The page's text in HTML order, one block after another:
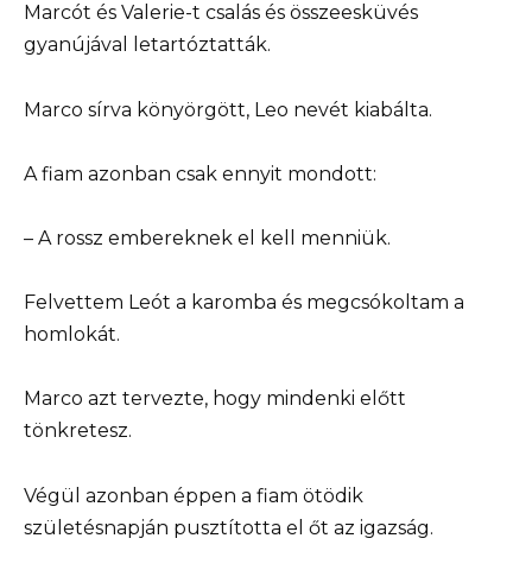
Marcót és Valerie-t csalás és összeesküvés
gyanújával letartóztatták.
Marco sírva könyörgött, Leo nevét kiabálta.
A fiam azonban csak ennyit mondott:
– A rossz embereknek el kell menniük.
Felvettem Leót a karomba és megcsókoltam a
homlokát.
Marco azt tervezte, hogy mindenki előtt
tönkretesz.
Végül azonban éppen a fiam ötödik
születésnapján pusztította el őt az igazság.